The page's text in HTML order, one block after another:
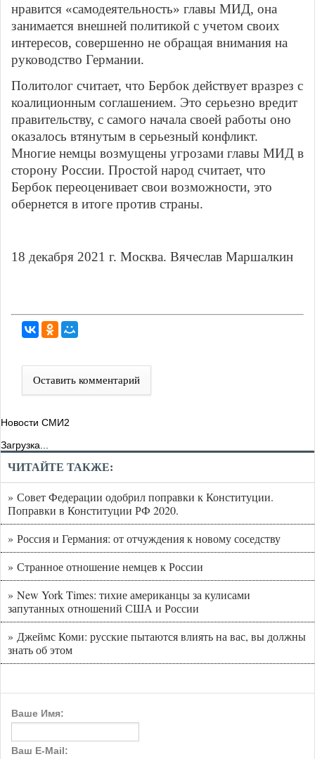
нравится «самодеятельность» главы МИД, она
занимается внешней политикой с учетом своих
интересов, совершенно не обращая внимания на
руководство Германии.
Политолог считает, что Бербок действует вразрез с
коалиционным соглашением. Это серьезно вредит
правительству, с самого начала своей работы оно
оказалось втянутым в серьезный конфликт.
Многие немцы возмущены угрозами главы МИД в
сторону России. Простой народ считает, что
Бербок переоценивает свои возможности, это
обернется в итоге против страны.
18 декабря 2021 г. Москва. Вячеслав Маршалкин
Оставить комментарий
Новости СМИ2
Загрузка...
ЧИТАЙТЕ ТАКЖЕ:
» Совет Федерации одобрил поправки к Конституции.
Поправки в Конституции РФ 2020.
» Россия и Германия: от отчуждения к новому соседству
» Странное отношение немцев к России
» New York Times: тихие американцы за кулисами
запутанных отношений США и России
» Джеймс Коми: русские пытаются влиять на вас, вы должны
знать об этом
Ваше Имя:
Ваш E-Mail: